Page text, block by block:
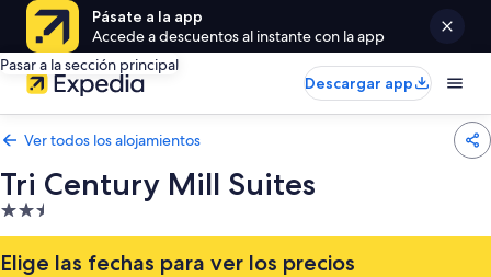
Pásate a la app
Accede a descuentos al instante con la app
Pasar a la sección principal
Descargar app
Ver todos los alojamientos
Tri Century Mill Suites
Alojamiento
de
2.5 estrellas
Elige las fechas para ver los precios